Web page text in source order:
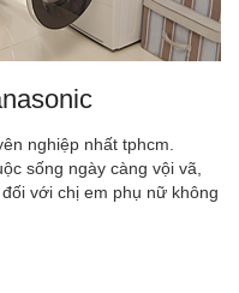
nghiệp nhất tphcm.
sống ngày càng vội vã,
với chị em phụ nữ không